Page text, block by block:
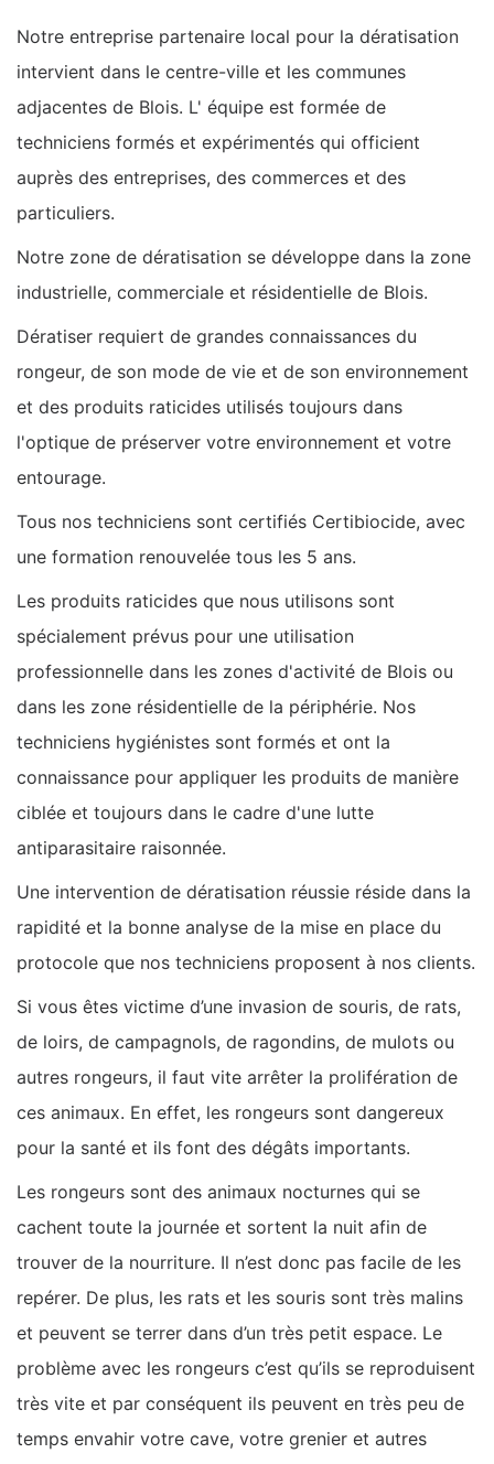
Notre entreprise partenaire local pour la dératisation
intervient dans le centre-ville et les communes
adjacentes de Blois. L' équipe est formée de
techniciens formés et expérimentés qui officient
auprès des entreprises, des commerces et des
particuliers.
Notre zone de dératisation se développe dans la zone
industrielle, commerciale et résidentielle de Blois.
Dératiser requiert de grandes connaissances du
rongeur, de son mode de vie et de son environnement
et des produits raticides utilisés toujours dans
l'optique de préserver votre environnement et votre
entourage.
Tous nos techniciens sont certifiés Certibiocide, avec
une formation renouvelée tous les 5 ans.
Les produits raticides que nous utilisons sont
spécialement prévus pour une utilisation
professionnelle dans les zones d'activité de Blois ou
dans les zone résidentielle de la périphérie. Nos
techniciens hygiénistes sont formés et ont la
connaissance pour appliquer les produits de manière
ciblée et toujours dans le cadre d'une lutte
antiparasitaire raisonnée.
Une intervention de dératisation réussie réside dans la
rapidité et la bonne analyse de la mise en place du
protocole que nos techniciens proposent à nos clients.
Si vous êtes victime d’une invasion de souris, de rats,
de loirs, de campagnols, de ragondins, de mulots ou
autres rongeurs, il faut vite arrêter la prolifération de
ces animaux. En effet, les rongeurs sont dangereux
pour la santé et ils font des dégâts importants.
Les rongeurs sont des animaux nocturnes qui se
cachent toute la journée et sortent la nuit afin de
trouver de la nourriture. Il n’est donc pas facile de les
repérer. De plus, les rats et les souris sont très malins
et peuvent se terrer dans d’un très petit espace. Le
problème avec les rongeurs c’est qu’ils se reproduisent
très vite et par conséquent ils peuvent en très peu de
temps envahir votre cave, votre grenier et autres